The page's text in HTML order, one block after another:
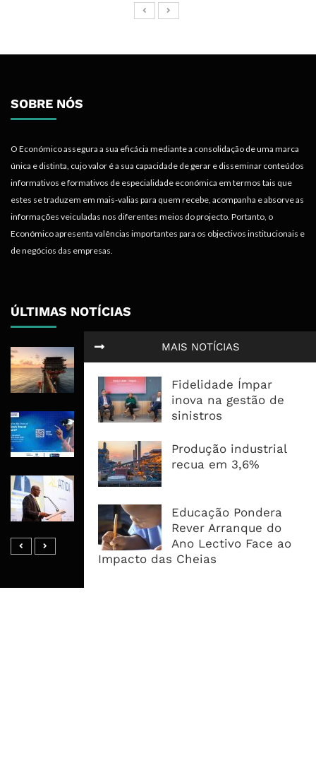
MAIS NOTÍCIAS
Fidelidade Ímpar
inova na gestão de
sinistros
Produção industrial
recua em 3,6%
Educação Pondera
Rever Arranque do
Ano Lectivo Face ao
Impacto das Cheias
SOBRE NÓS
O Económico assegura a sua eficácia mediante a consolidação de uma marca
única e distinta, cujo valor é a sua capacidade de gerar e disseminar conteúdos
informativos e formativos de especialidade económica em termos tais que
estes se traduzem em mais-valias para quem recebe, acompanha e absorve as
informações veiculadas nos diferentes meios do projecto. Portanto, o
Económico apresenta valências importantes para os objectivos institucionais e
de negócios das empresas.
ÚLTIMAS NOTÍCIAS
Rovuma LNG Avança Com Selecção
2026
Maputo Vai Acolher Cimeira Africana
No Centro Da Agenda Turística
ATIDI Quer Duplicar Capital E Elevar
Por Ano